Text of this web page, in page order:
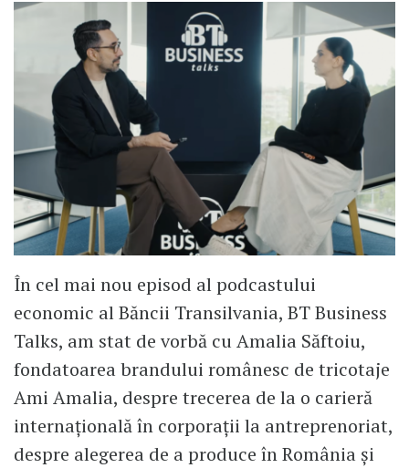
În cel mai nou episod al podcastului
economic al Băncii Transilvania, BT Business
Talks, am stat de vorbă cu Amalia Săftoiu,
fondatoarea brandului românesc de tricotaje
Ami Amalia, despre trecerea de la o carieră
internațională în corporații la antreprenoriat,
despre alegerea de a produce în România și